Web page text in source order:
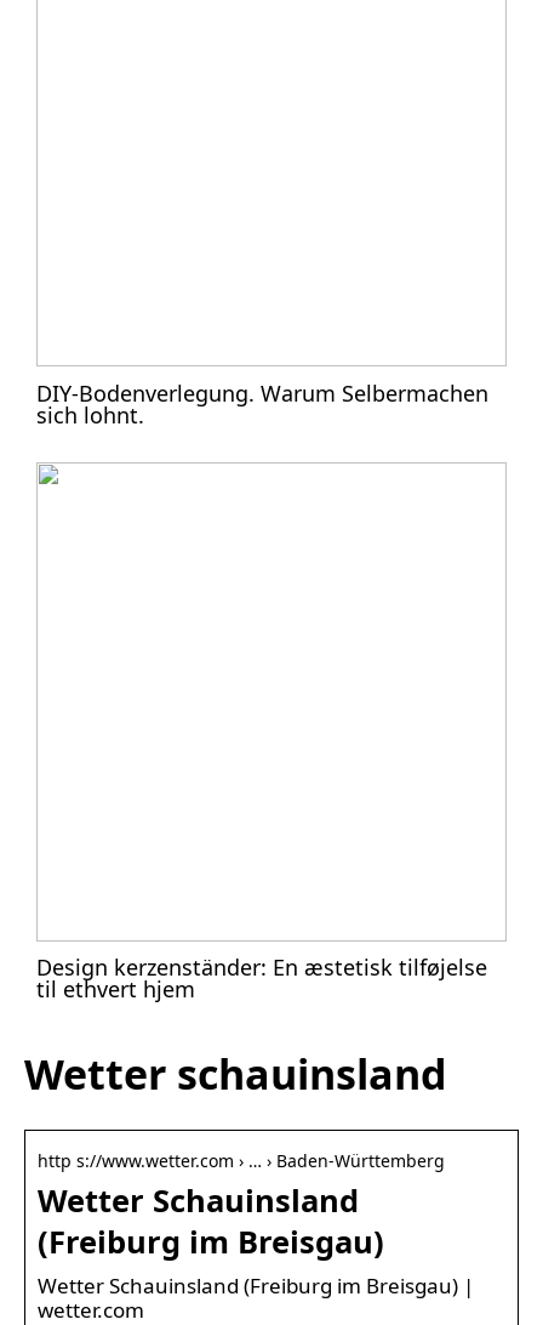
DIY-Bodenverlegung. Warum Selbermachen
sich lohnt.
Design kerzenständer: En æstetisk tilføjelse
til ethvert hjem
Wetter schauinsland
http s://www.wetter.com › … › Baden-Württemberg
Wetter Schauinsland
(Freiburg im Breisgau)
Wetter Schauinsland (Freiburg im Breisgau) |
wetter.com